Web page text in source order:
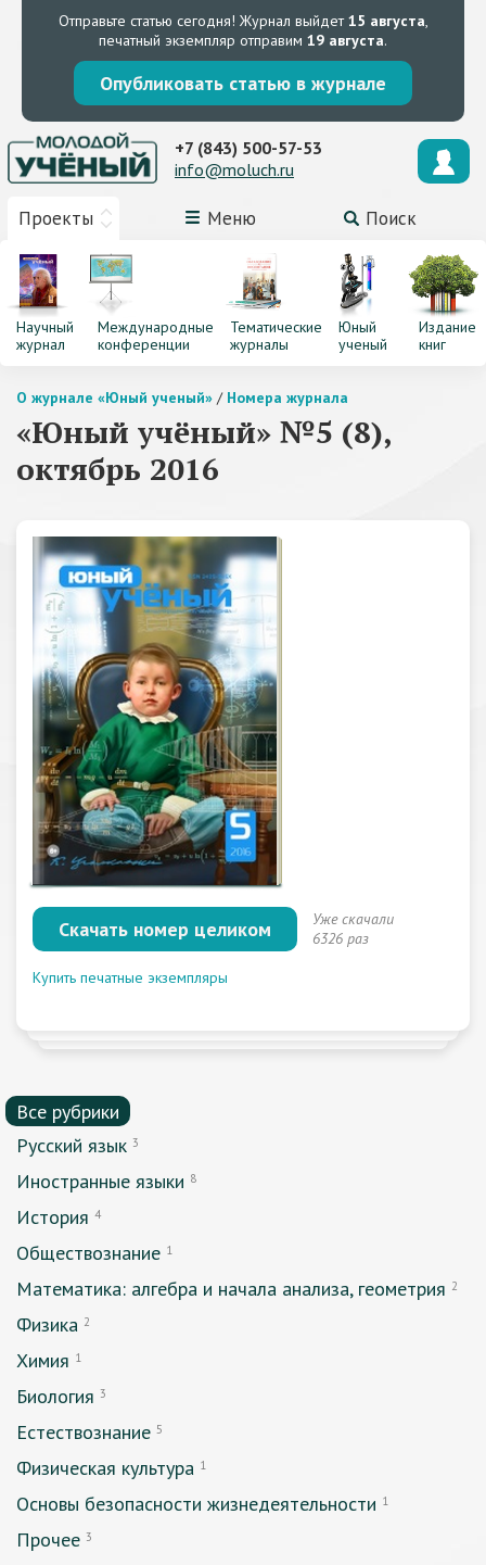
Отправьте статью сегодня! Журнал выйдет15 августа,
печатный экземпляр отправим 19 августа.
Опубликовать статью в журнале
Проекты Меню Поиск
+7 (843) 500-57-53
info@moluch.ru
Научный
журнал
Международные
конференции
Тематические
журналы
Юный
ученый
Издание
книг
О журнале «Юный ученый» / Номера журнала
«Юный учёный» №5 (8),
октябрь 2016
Скачать номер целиком
Уже скачали
6326 раз
Купить печатные экземпляры
Все рубрики
Русский язык 3
Иностранные языки 8
История 4
Обществознание 1
Математика: алгебра и начала анализа, геометрия 2
Физика 2
Химия 1
Биология 3
Естествознание 5
Физическая культура 1
Основы безопасности жизнедеятельности 1
Прочее 3